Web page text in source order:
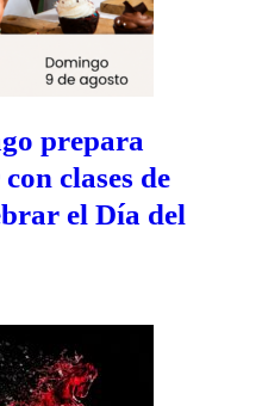
prepara
clases de
el Día del